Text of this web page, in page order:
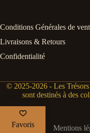
Conditions Générales de
Livraisons & Retours
Confidentialité
© 2025-2026 - Les
sont destinés à des
Mentions
Favoris